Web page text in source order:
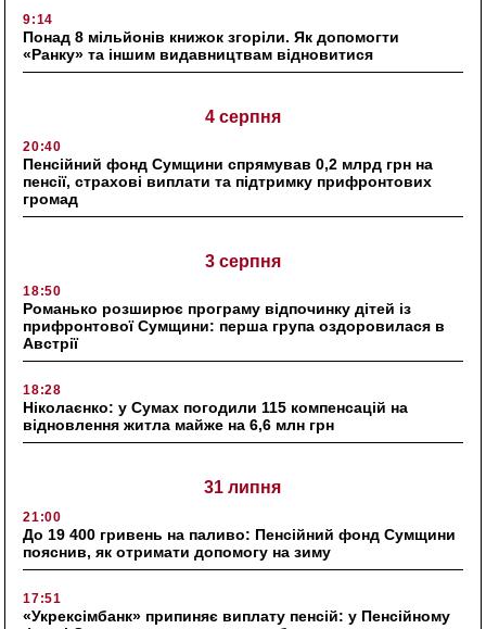
9:14
Понад 8 мільйонів книжок згоріли. Як допомогти
«Ранку» та іншим видавництвам відновитися
4 серпня
20:40
Пенсійний фонд Сумщини спрямував 0,2 млрд грн на
пенсії, страхові виплати та підтримку прифронтових
громад
3 серпня
18:50
Романько розширює програму відпочинку дітей із
прифронтової Сумщини: перша група оздоровилася в
Австрії
18:28
Ніколаєнко: у Сумах погодили 115 компенсацій на
відновлення житла майже на 6,6 млн грн
31 липня
21:00
До 19 400 гривень на паливо: Пенсійний фонд Сумщини
пояснив, як отримати допомогу на зиму
17:51
«Укрексімбанк» припиняє виплату пенсій: у Пенсійному